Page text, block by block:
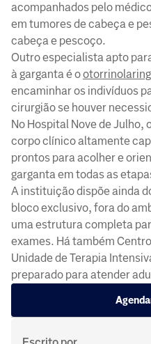
acompanhados pelo
em tumores de cabeça e
cabeça e pescoço.
Outro especialista apto
à garganta é o
encaminhar os indivíduos
cirurgião se houver
No Hospital Nove de
corpo clínico altamente
prontos para acolher e
garganta em todas as
A instituição dispõe ainda
bloco exclusivo, fora do
uma estrutura completa
exames. Há também
Unidade de Terapia
preparado para atender